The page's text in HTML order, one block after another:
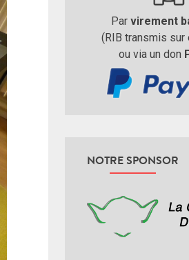
Par virement
(RIB transmis sur
ou via un don
NOTRE SPONSOR